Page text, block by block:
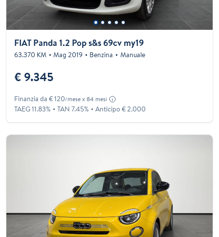
FIAT Panda 1.2 Pop s&s 69cv my19
63.370 KM Mag 2019 Benzina Manuale
€ 9.345
Finanzia da € 120/mese x 84 mesi
TAEG 11.83% TAN 7.45% Anticipo € 2.000